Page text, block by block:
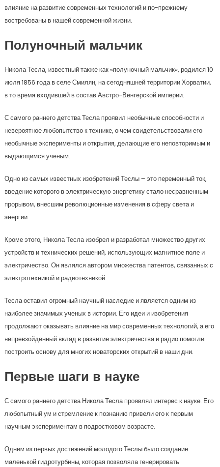
влияние на развитие современных технологий и по-прежнему
востребованы в нашей современной жизни.
Полуночный мальчик
Никола Тесла, известный также как «полуночный мальчик», родился 10
июля 1856 года в селе Смилян, на сегодняшней территории Хорватии,
в то время входившей в состав Австро-Венгерской империи.
С самого раннего детства Тесла проявил необычные способности и
невероятное любопытство к технике, о чем свидетельствовали его
необычные эксперименты и открытия, делающие его неповторимым и
выдающимся ученым.
Одно из самых известных изобретений Теслы – это переменный ток,
введение которого в электрическую энергетику стало несравненным
прорывом, внесшим революционные изменения в сферу света и
энергии.
Кроме этого, Никола Тесла изобрел и разработал множество других
устройств и технических решений, использующих магнитное поле и
электричество. Он являлся автором множества патентов, связанных с
электротехникой и радиотехникой.
Тесла оставил огромный научный наследие и является одним из
наиболее значимых ученых в истории. Его идеи и изобретения
продолжают оказывать влияние на мир современных технологий, а его
непревзойденный вклад в развитие электричества и радио помогли
построить основу для многих новаторских открытий в наши дни.
Первые шаги в науке
С самого раннего детства Никола Тесла проявлял интерес к науке. Его
любопытный ум и стремление к познанию привели его к первым
научным экспериментам в подростковом возрасте.
Одним из первых достижений молодого Теслы было создание
маленькой гидротурбины, которая позволяла генерировать